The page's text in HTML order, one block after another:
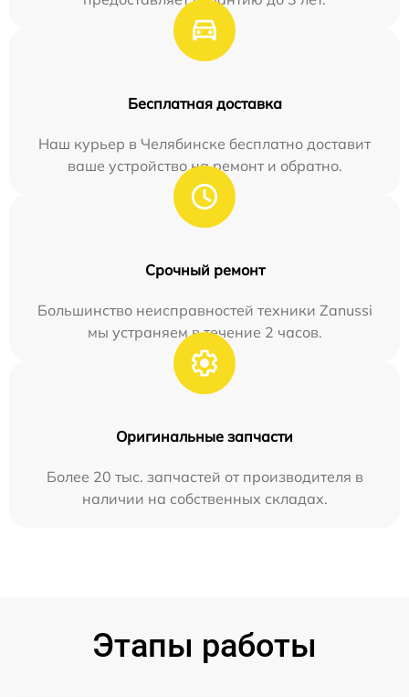
Бесплатная доставка
Наш курьер в Челябинске бесплатно доставит
ваше устройство на ремонт и обратно.
Срочный ремонт
Большинство неисправностей техники Zanussi
мы устраняем в течение 2 часов.
Оригинальные запчасти
Более 20 тыс. запчастей от производителя в
наличии на собственных складах.
Этапы работы